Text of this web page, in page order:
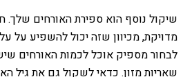
שיקול נוסף הוא ספירת האורחים שלך.
מדויקת, מכיוון שזה יכול להשפיע על
לבחור מספיק אוכל לכמות האורחים
שאריות מזון. כדאי לשקול גם את גיל